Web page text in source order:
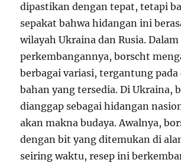
dipastikan dengan tepat, tetapi
sepakat bahwa hidangan ini
wilayah Ukraina dan Rusia. Dalam
perkembangannya, borscht
berbagai variasi, tergantung pada
bahan yang tersedia. Di Ukraina,
dianggap sebagai hidangan
akan makna budaya. Awalnya,
dengan bit yang ditemukan di
seiring waktu, resep ini